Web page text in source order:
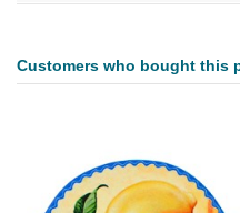
Customers who bought this